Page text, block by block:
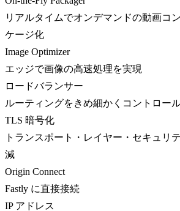
リアルタイムでオンデマンドの動画コ
ケージ化
Image Optimizer
エッジで画像の高速処理を実現
ロードバランサー
ルーティングをきめ細かくコントロー
TLS 暗号化
トランスポート・レイヤー・セキュリ
減
Origin Connect
Fastly に直接接続
IP アドレス